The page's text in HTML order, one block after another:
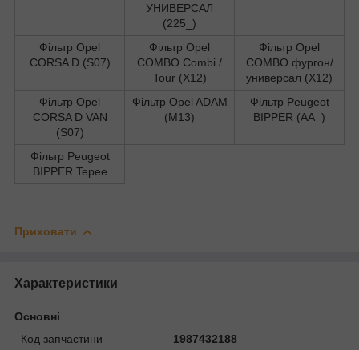
УНИВЕРСАЛ
(225_)
Фільтр Opel
CORSA D (S07)
Фільтр Opel
COMBO Combi /
Tour (X12)
Фільтр Opel
COMBO фургон/
универсал (X12)
Фільтр Opel
CORSA D VAN
(S07)
Фільтр Opel ADAM
(M13)
Фільтр Peugeot
BIPPER (AA_)
Фільтр Peugeot
BIPPER Tepee
Приховати
Характеристики
Основні
Код запчастини
1987432188